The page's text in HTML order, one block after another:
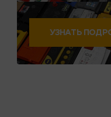
УЗНАТЬ